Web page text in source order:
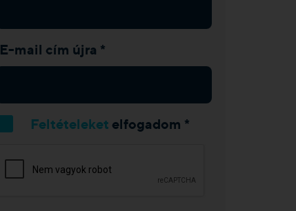
E-mail cím újra *
Feltételeket elfogadom *